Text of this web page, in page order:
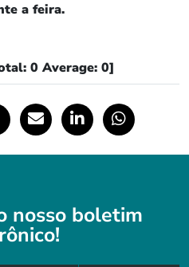
a feira.
0 Average: 0]
nosso boletim